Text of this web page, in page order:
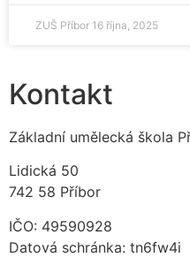
ZUŠ Příbor 16 října, 2025
Kontakt
Základní umělecká škola
Lidická 50
742 58 Příbor
IČO: 49590928
Datová schránka: tn6fw4i